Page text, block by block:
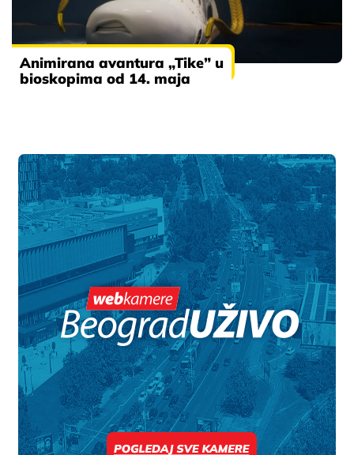
Animirana avantura „Tike” u
bioskopima od 14. maja